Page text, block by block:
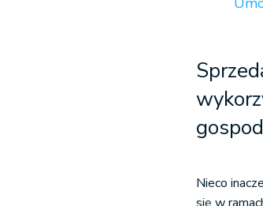
Nieco